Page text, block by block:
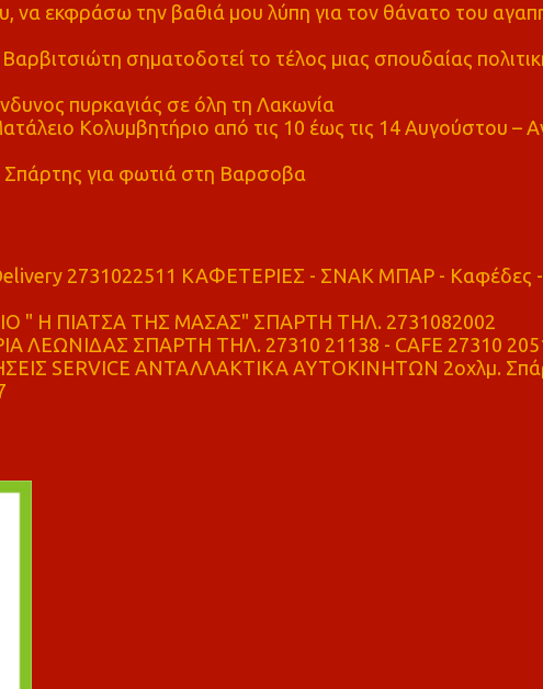
να εκφράσω την βαθιά μου λύπη για τον θάνατο του
σηματοδοτεί το τέλος μιας σπουδαίας
πυρκαγιάς σε όλη τη Λακωνία
Κολυμβητήριο από τις 10 έως τις 14 Αυγούστου –
Σπάρτης για φωτιά στη Βαρσοβα
Delivery 2731022511 ΚΑΦΕΤΕΡΙΕΣ - ΣΝΑΚ ΜΠΑΡ - Καφέδες -
" Η ΠΙΑΤΣΑ ΤΗΣ ΜΑΣΑΣ" ΣΠΑΡΤΗ ΤΗΛ. 2731082002
ΛΕΩΝΙΔΑΣ ΣΠΑΡΤΗ ΤΗΛ. 27310 21138 - CAFE 27310
SERVICE ΑΝΤΑΛΛΑΚΤΙΚΑ ΑΥΤΟΚΙΝΗΤΩΝ 2οχλμ.